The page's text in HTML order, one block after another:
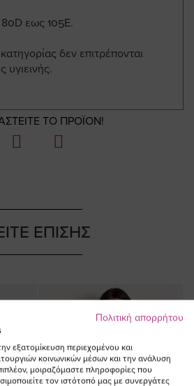
εως 105E.
δεν επιτρέπονται
υγιεινής.
ΤΟ ΠΡΟΪΟΝ!
ΕΠΙΣΗΣ
Πολιτική απορρήτου
εξατομίκευση περιεχομένου και
κοινωνικών μέσων και την ανάλυση
μοιραζόμαστε πληροφορίες που
τον ιστότοπό μας με συνεργάτες